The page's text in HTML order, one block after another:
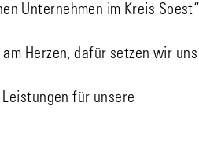
Unternehmen im Kreis Soest“
Herzen, dafür setzen wir uns
für unsere